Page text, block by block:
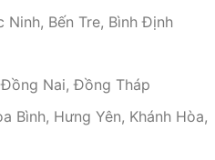
Ninh, Bến Tre, Bình Định
Nai, Đồng Tháp
Bình, Hưng Yên, Khánh Hòa,